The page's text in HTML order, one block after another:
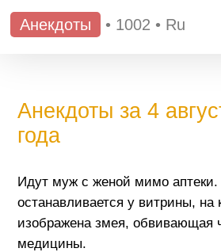
Анекдоты • 1002 • Ru
Анекдоты за 4
года
Идут муж с женой мимо
останавливается у витрины, на
изображена змея,
медицины.